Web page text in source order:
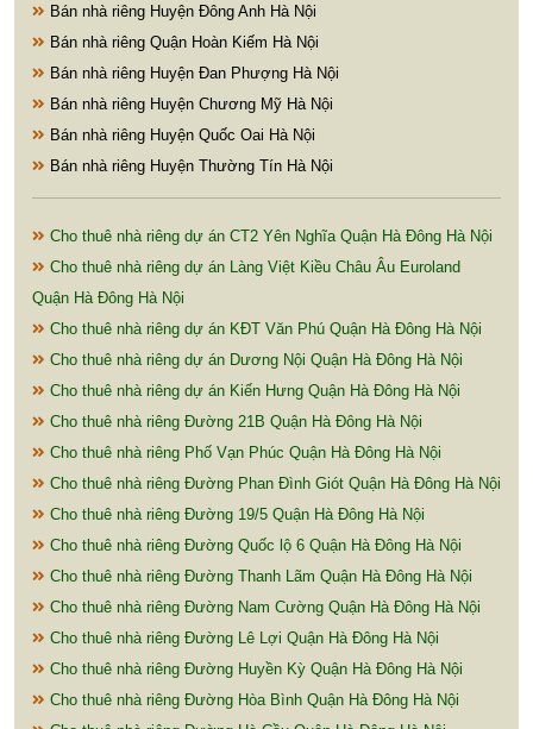
Bán nhà riêng Huyện Đông Anh Hà Nội
Bán nhà riêng Quận Hoàn Kiếm Hà Nội
Bán nhà riêng Huyện Đan Phượng Hà Nội
Bán nhà riêng Huyện Chương Mỹ Hà Nội
Bán nhà riêng Huyện Quốc Oai Hà Nội
Bán nhà riêng Huyện Thường Tín Hà Nội
Cho thuê nhà riêng dự án CT2 Yên Nghĩa Quận Hà Đông Hà Nội
Cho thuê nhà riêng dự án Làng Việt Kiều Châu Âu Euroland
Quận Hà Đông Hà Nội
Cho thuê nhà riêng dự án KĐT Văn Phú Quận Hà Đông Hà Nội
Cho thuê nhà riêng dự án Dương Nội Quận Hà Đông Hà Nội
Cho thuê nhà riêng dự án Kiến Hưng Quận Hà Đông Hà Nội
Cho thuê nhà riêng Đường 21B Quận Hà Đông Hà Nội
Cho thuê nhà riêng Phố Vạn Phúc Quận Hà Đông Hà Nội
Cho thuê nhà riêng Đường Phan Đình Giót Quận Hà Đông Hà Nội
Cho thuê nhà riêng Đường 19/5 Quận Hà Đông Hà Nội
Cho thuê nhà riêng Đường Quốc lộ 6 Quận Hà Đông Hà Nội
Cho thuê nhà riêng Đường Thanh Lãm Quận Hà Đông Hà Nội
Cho thuê nhà riêng Đường Nam Cường Quận Hà Đông Hà Nội
Cho thuê nhà riêng Đường Lê Lợi Quận Hà Đông Hà Nội
Cho thuê nhà riêng Đường Huyền Kỳ Quận Hà Đông Hà Nội
Cho thuê nhà riêng Đường Hòa Bình Quận Hà Đông Hà Nội